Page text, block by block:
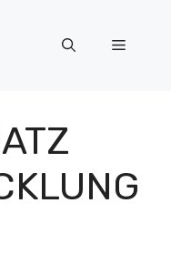
Menü